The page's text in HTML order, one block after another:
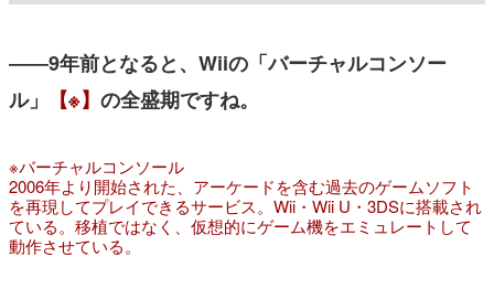
――9年前となると、Wiiの「バーチャルコンソー
ル」
【※】 の全盛期ですね。
※バーチャルコンソール
2006年より開始された、アーケードを含む過去のゲームソフト
を再現してプレイできるサービス。Wii・Wii U・3DSに搭載され
ている。移植ではなく、仮想的にゲーム機をエミュレートして
動作させている。